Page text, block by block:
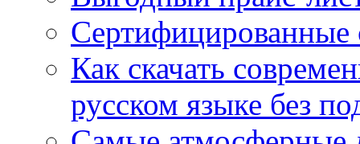
Как скачать
русском языке без